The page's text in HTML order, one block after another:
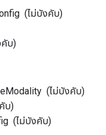
(ไม่บังคับ)
คับ)
(ไม่บังคับ)
บ)
(ไม่บังคับ)